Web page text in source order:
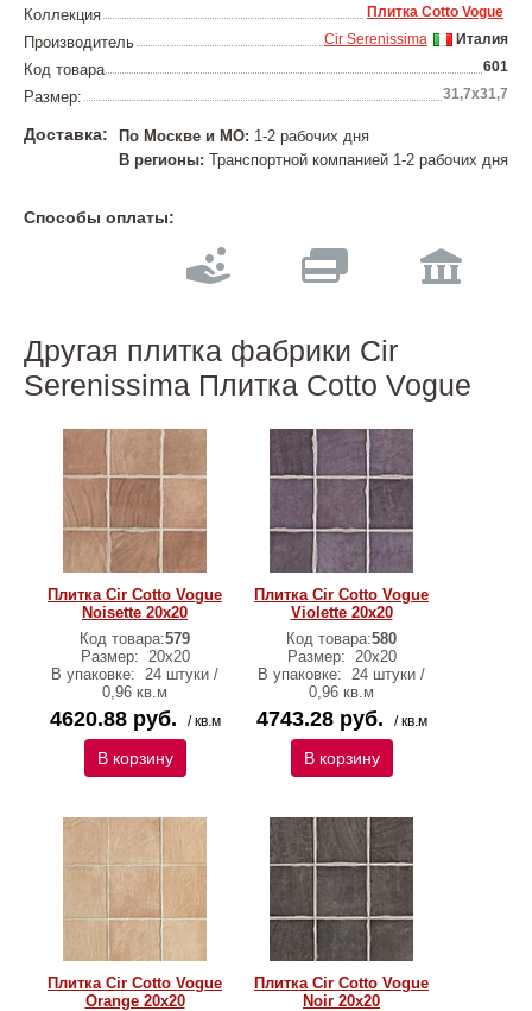
Коллекция Плитка Cotto Vogue
Производитель Италия
Cir Serenissima
Код товара 601
Размер: 31,7х31,7
Доставка: По Москве и МО: 1-2 рабочих дня
В регионы: Транспортной компанией 1-2 рабочих дня
Способы оплаты:
Другая плитка фабрики Cir
Serenissima Плитка Cotto Vogue
Плитка Cir Cotto Vogue
Noisette 20х20
Код товара:579
Размер: 20х20
В упаковке: 24 штуки /
0,96 кв.м
4620.88 руб. / кв.м
В корзину
Плитка Cir Cotto Vogue
Violette 20х20
Код товара:580
Размер: 20х20
В упаковке: 24 штуки /
0,96 кв.м
4743.28 руб. / кв.м
В корзину
Плитка Cir Cotto Vogue
Orange 20х20
Плитка Cir Cotto Vogue
Noir 20х20